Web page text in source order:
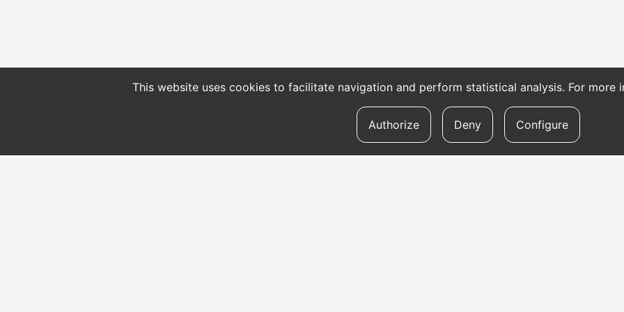
This website uses cookies to facilitate navigation and perform statistical analysis. For more
Authorize Deny Configure